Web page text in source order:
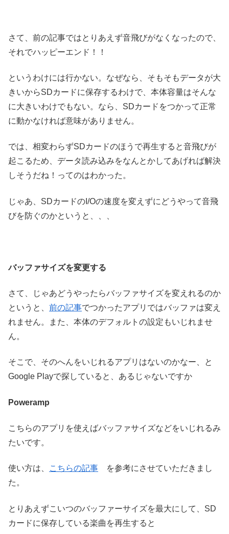
さて、前の記事ではとりあえず音飛びがなくなったので、
それでハッピーエンド！！
というわけには行かない。なぜなら、そもそもデータが大
きいからSDカードに保存するわけで、本体容量はそんな
に大きいわけでもない。なら、SDカードをつかって正常
に動かなければ意味がありません。
では、相変わらずSDカードのほうで再生すると音飛びが
起こるため、データ読み込みをなんとかしてあげれば解決
しそうだね！ってのはわかった。
じゃあ、SDカードのI/Oの速度を変えずにどうやって音飛
びを防ぐのかというと、、、
バッファサイズを変更する
さて、じゃあどうやったらバッファサイズを変えれるのか
というと、 前の記事でつかったアプリではバッファは変え
れません。また、本体のデフォルトの設定もいじれませ
ん。
そこで、そのへんをいじれるアプリはないのかなー、と
Google Playで探していると、あるじゃないですか
Poweramp
こちらのアプリを使えばバッファサイズなどをいじれるみ
たいです。
使い方は、 こちらの記事 を参考にさせていただきまし
た。
とりあえずこいつのバッファーサイズを最大にして、SD
カードに保存している楽曲を再生すると